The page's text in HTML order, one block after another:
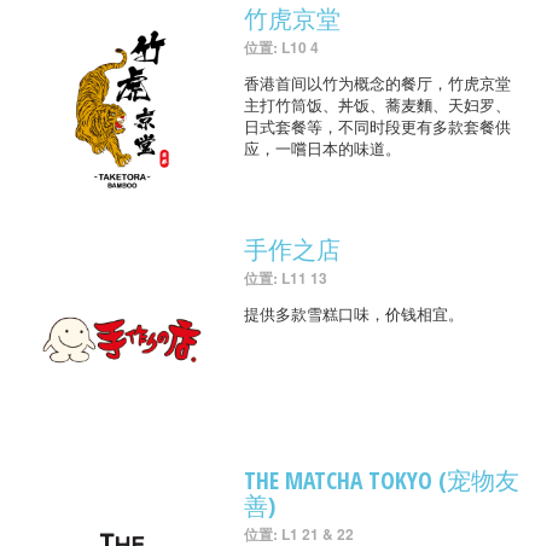
竹虎京堂
位置: L10 4
香港首间以竹为概念的餐厅，竹虎京堂
主打竹筒饭、丼饭、蕎麦麵、天妇罗、
日式套餐等，不同时段更有多款套餐供
应，一嚐日本的味道。
手作之店
位置: L11 13
提供多款雪糕口味，价钱相宜。
THE MATCHA TOKYO (宠物友
善)
位置: L1 21 & 22